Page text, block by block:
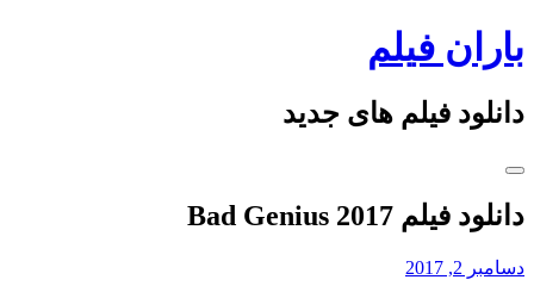
Skip
to
content
باران فیلم
دانلود فیلم های جدید
دانلود فیلم Bad Genius 2017
دسامبر 2, 2017